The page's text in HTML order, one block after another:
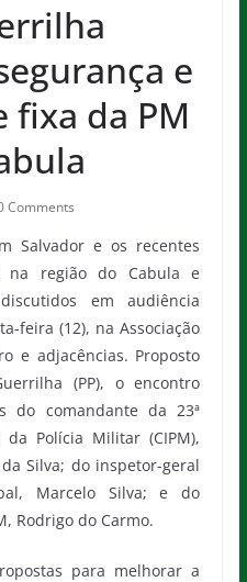
e
fixa da PM
Comments
Salvador e os recentes
na região do Cabula e
em audiência
feira (12), na Associação
e adjacências. Proposto
(PP), o encontro
do comandante da 23ª
da Polícia Militar (CIPM),
Silva; do inspetor-geral
Marcelo Silva; e do
Rodrigo do Carmo.
para melhorar a